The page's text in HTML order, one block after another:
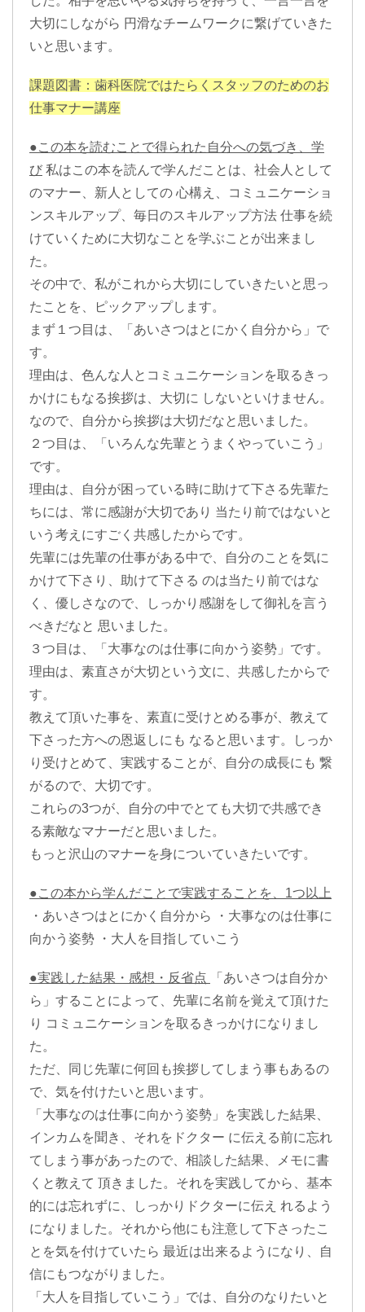
大切にしながら 円滑なチームワークに繋げていきた
いと思います。
課題図書：歯科医院ではたらくスタッフのためのお
仕事マナー講座
●この本を読むことで得られた自分への気づき、学
び 私はこの本を読んで学んだことは、社会人として
のマナー、新人としての 心構え、コミュニケーショ
ンスキルアップ、毎日のスキルアップ方法 仕事を続
けていくために大切なことを学ぶことが出来まし
た。
その中で、私がこれから大切にしていきたいと思っ
たことを、ピックアップします。
まず１つ目は、「あいさつはとにかく自分から」で
す。
理由は、色んな人とコミュニケーションを取るきっ
かけにもなる挨拶は、大切に しないといけません。
なので、自分から挨拶は大切だなと思いました。
２つ目は、「いろんな先輩とうまくやっていこう」
です。
理由は、自分が困っている時に助けて下さる先輩た
ちには、常に感謝が大切であり 当たり前ではないと
いう考えにすごく共感したからです。
先輩には先輩の仕事がある中で、自分のことを気に
かけて下さり、助けて下さる のは当たり前ではな
く、優しさなので、しっかり感謝をして御礼を言う
べきだなと 思いました。
３つ目は、「大事なのは仕事に向かう姿勢」です。
理由は、素直さが大切という文に、共感したからで
す。
教えて頂いた事を、素直に受けとめる事が、教えて
下さった方への恩返しにも なると思います。しっか
り受けとめて、実践することが、自分の成長にも 繋
がるので、大切です。
これらの3つが、自分の中でとても大切で共感でき
る素敵なマナーだと思いました。
もっと沢山のマナーを身についていきたいです。
●この本から学んだことで実践することを、1つ以上
・あいさつはとにかく自分から ・大事なのは仕事に
向かう姿勢 ・大人を目指していこう
●実践した結果・感想・反省点
「あいさつは自分か
ら」することによって、先輩に名前を覚えて頂けた
り コミュニケーションを取るきっかけになりまし
た。
ただ、同じ先輩に何回も挨拶してしまう事もあるの
で、気を付けたいと思います。
「大事なのは仕事に向かう姿勢」を実践した結果、
インカムを聞き、それをドクター に伝える前に忘れ
てしまう事があったので、相談した結果、メモに書
くと教えて 頂きました。それを実践してから、基本
的には忘れずに、しっかりドクターに伝え れるよう
になりました。それから他にも注意して下さったこ
とを気を付けていたら 最近は出来るようになり、自
信にもつながりました。
「大人を目指していこう」では、自分のなりたいと